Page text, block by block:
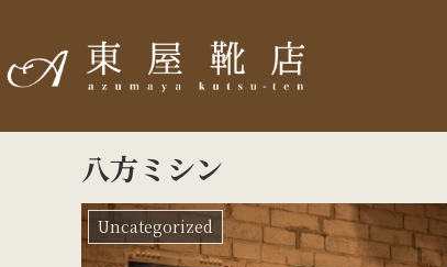
八方ミシン
Uncategorized